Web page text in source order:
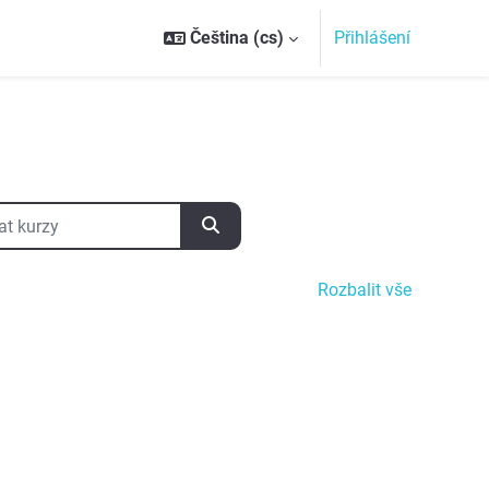
Čeština ‎(cs)‎ Přihlášení
Vyhledat kurzy
Rozbalit vše